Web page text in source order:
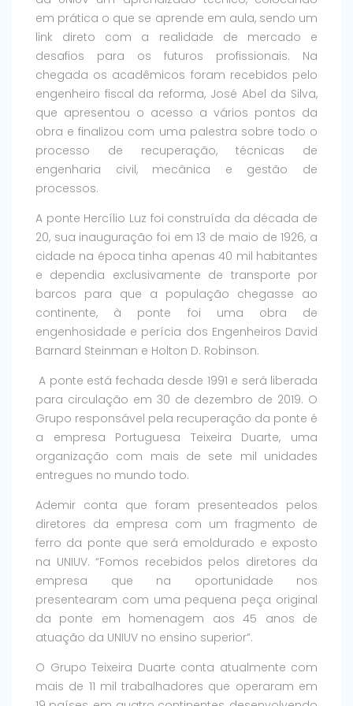
em prática o que se aprende em aula, sendo um
link direto com a realidade de mercado e
desafios para os futuros profissionais. Na
chegada os acadêmicos foram recebidos pelo
engenheiro fiscal da reforma, José Abel da Silva,
que apresentou o acesso a vários pontos da
obra e finalizou com uma palestra sobre todo o
processo de recuperação, técnicas de
engenharia civil, mecânica e gestão de
processos.
A ponte Hercílio Luz foi construída da década de
20, sua inauguração foi em 13 de maio de 1926, a
cidade na época tinha apenas 40 mil habitantes
e dependia exclusivamente de transporte por
barcos para que a população chegasse ao
continente, à ponte foi uma obra de
engenhosidade e perícia dos Engenheiros David
Barnard Steinman e Holton D. Robinson.
A ponte está fechada desde 1991 e será liberada
para circulação em 30 de dezembro de 2019. O
Grupo responsável pela recuperação da ponte é
a empresa Portuguesa Teixeira Duarte, uma
organização com mais de sete mil unidades
entregues no mundo todo.
Ademir conta que foram presenteados pelos
diretores da empresa com um fragmento de
ferro da ponte que será emoldurado e exposto
na UNIUV. “Fomos recebidos pelos diretores da
empresa que na oportunidade nos
presentearam com uma pequena peça original
da ponte em homenagem aos 45 anos de
atuação da UNIUV no ensino superior”.
O Grupo Teixeira Duarte conta atualmente com
mais de 11 mil trabalhadores que operaram em